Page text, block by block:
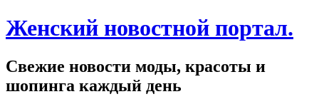
Женский новостной портал.
Свежие новости моды, красоты и
шопинга каждый день